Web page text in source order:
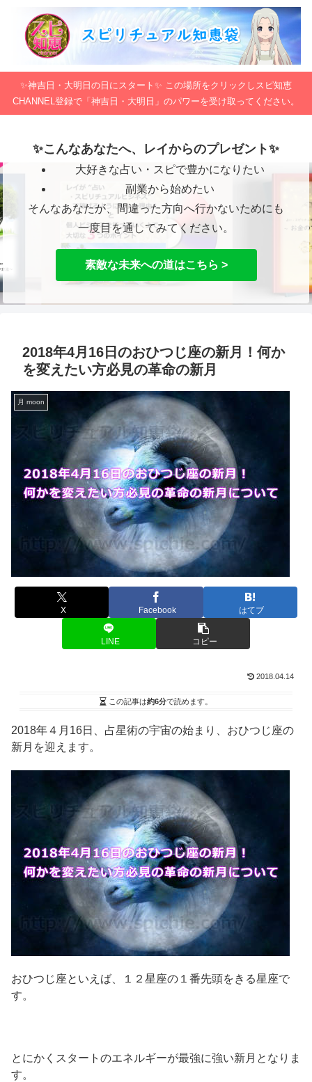
✨神吉日・大明日の日にスタート✨ この場所をクリックしスピ知恵
CHANNEL登録で「神吉日・大明日」のパワーを受け取ってください。
✨こんなあなたへ、レイからのプレゼント✨
大好きな占い・スピで豊かになりたい
副業から始めたい
そんなあなたが、間違った方向へ行かないためにも
一度目を通してみてください。
素敵な未来への道はこちら >
2018年4月16日のおひつじ座の新月！何か
を変えたい方必見の革命の新月
月 moon
X Facebook はてブ
LINE コピー
2018.04.14
この記事は約6分で読めます。
2018年４月16日、占星術の宇宙の始まり、おひつじ座の
新月を迎えます。
おひつじ座といえば、１２星座の１番先頭をきる星座で
す。
とにかくスタートのエネルギーが最強に強い新月となりま
す。